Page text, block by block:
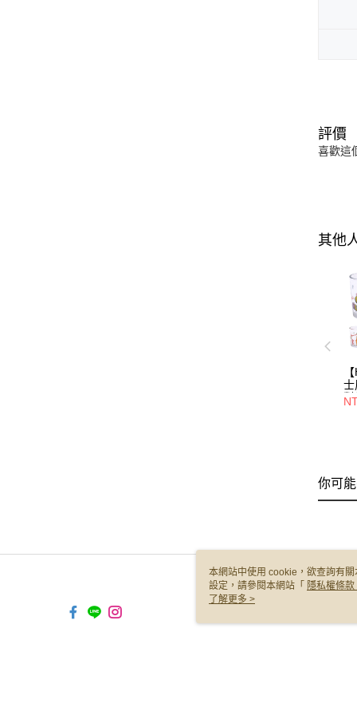
評價
喜歡這
其他
士
你可
本網站中使用 cookie，欲查詢有
設定，請參閱本網站「 隱私權條款
使用 cookie。
了解更多 >